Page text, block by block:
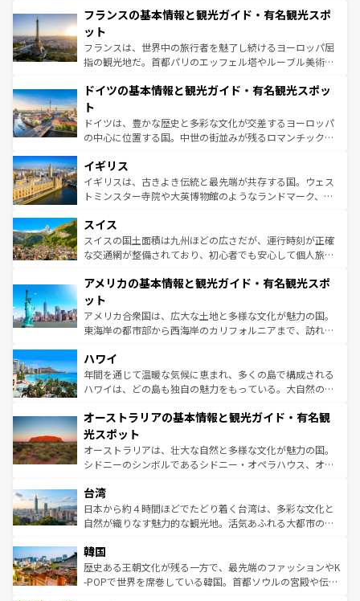
なお、新着のイタリア情報はコンテンツ一覧を参照してほ
しい。
文化が根付くこの国では、情熱的なフラメンコ、熱気あふ
れる闘牛、そして美味しいタパスが生活の一部となってい
る。首都マドリードの洗練された雰囲気や、バルセロナの
アートに溢れた街角から、地方では古代ローマ遺跡や中世
せる。地方によって風土や気候が異なるスペインはその個
ンテンツ一覧 を参照してほしい。
フランスの基本情報と観光ガイド・有名観光スポ
ット
フランスは、世界中の旅行者を魅了し続けるヨーロッパ屈
指の観光地だ。首都パリのエッフェル塔やルーブル美術館
で、幅広い魅力が詰まっている。華麗な宮殿、歴史的な大
聖堂、美しいビーチ、そして豊かな自然が、訪れる者を心
から魅了する。また、フランスは美食の国としても知ら
れ、フランス料理はユネスコ無形文化遺産にも登録されて
香り高いラベンダー畑など、多彩な楽しみ方が可能だ。さ
らに、パリ以外の地域にも魅力が溢れており、どの街角に
も豊かな歴史と文化が息づいている。パリ以外の個性あふ
を参照してほしい。
ドイツの基本情報と観光ガイド・有名観光スポッ
ト
ドイツは、豊かな歴史と多彩な文化が交差するヨーロッパ
の中心に位置する国。中世の街並みが残るロマンチック街
顔を持つこの国は、どこを歩いても飽きることがない。ベ
ルリンの文化的活気、バイエルン州のアルプスの絶景、そ
してライン川沿いのワイン畑といった風景は必見。ビール
は、お酒好きな人にはぜひ体験してほしい。 なお、新着の
ドイツ情報はコンテンツ一覧を参照してほしい。
イギリス
イギリスは、古きよき伝統と最先端が共存する国。ウェス
トミンスター寺院や大英博物館のようなランドマーク、歴
リアごとに異なる魅力がある。また、優雅なアフタヌーン
ティー、ビール好きにはたまらない英国パブ、サッカー観
戦など、本場だからこそできる体験も豊富。イギリスを旅
ンツ一覧を参照してほしい。
スイス
スイスの国土面積は九州ほどの広さだが、運行時刻が正確
な交通網が整備されており、初心者でも安心して個人旅行
の建物がそのまま残る町や、スイスならではのユニークな
博物館もあり、アルプス観光だけでなく町歩きも満喫する
ことができる。国民の所得が高いため物価も高いが、旅行
者向けの交通パス提供のサービスもあり、うまく活用すれ
着のスイス情報は
アメリカの基本情報と観光ガイド・有名観光スポ
ット
アメリカ合衆国は、広大な土地と多様な文化が魅力の国。
東海岸の都市部から西海岸のカリフォルニアまで、訪れる
のような巨大都市は、観光、ショッピング、エンターテイ
ンメントが詰まった刺激的なスポットだ。一方、アメリカ
西部には大自然が広がり、グランドキャニオンやイエロー
部のニューオーリンズでは、音楽と美食が融合した独特の
文化が魅力。旅行者はアメリカの各地域で異なる魅力を楽
しみながら、その多様性と豊かな歴史を感じることができ
るだろう。車でのロードトリップや列車の旅も、アメリカ
情報は
ハワイ
年間を通じて温暖な気候に恵まれ、多くの島で構成される
ハワイは、どの島も独自の魅力をもっている。大自然の神
ワイ島は見逃せない。また、定番の観光地といえばオアフ
島だが、静かな自然を求めるならマウイ島やカウアイ島が
おすすめ。エメラルドグリーンに輝く海をはじめ、豊かな
文化や歴史が息づいている。「アロハスピリット」と呼ば
人々、おいしいローカルフードやハワイアンミュージッ
ク、伝統的なフラダンスなど、すべてがハワイの魅力を彩
っている。訪れるたびに新しい発見と感動が待っているハ
はコンテンツ一覧
オーストラリアの基本情報と観光ガイド・有名観
光スポット
オーストラリアは、壮大な自然と多様な文化が魅力の国。
シドニーのシンボルであるシドニー・オペラハウス、オー
リアリーフや大陸中央部にそびえるウルル（エアーズロッ
ク）、タスマニアの美しい原生林やケアンズの熱帯雨林な
ど、見どころがたくさん。また、カフェやワイン、オージ
いる。アクティビティも充実しており、サーフィンやダイ
ビング、ハイキングなど、アウトドア好きにはたまらな
い。オーストラリアの多彩な魅力を存分に味わいつくそ
台湾
日本から約４時間ほどでたどり着く台湾は、多彩な文化と
自然が織りなす魅力的な観光地。活気あふれる大都市の台
ン）、静ひつな山岳地帯である台湾東部など、都市の喧騒
と山間の静けさが共存しており、訪れる人に新しい発見と
驚きをもたらしてくれる。また、奥深い台湾の食文化も魅
韓国
歴史ある王朝文化が残る一方で、最先端のファッションやK
-POPで世界を席巻している韓国。首都ソウルの宮殿や伝統